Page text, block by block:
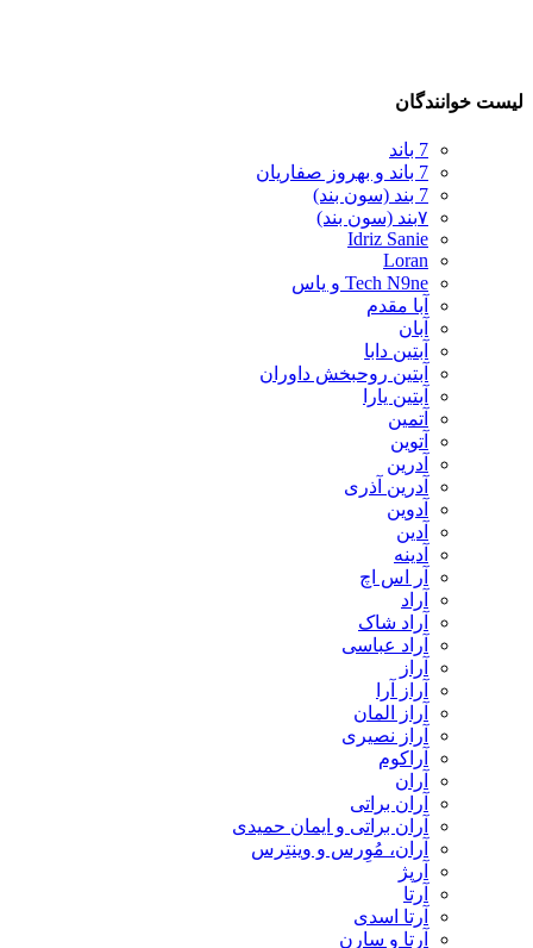
لیست خوانندگان
7 باند
7 باند و بهروز صفاریان
7 بند (سون بند)
۷بند (سون بند)
Idriz Sanie
Loran
Tech N9ne و یاس
آبا مقدم
آبان
آبتین دابا
آبتین روحبخش داوران
آبتین یارا
آتمین
آتوین
آدرین
آدرین آذری
آدوین
آدین
آدینه
آر اس اچ
آراد
آراد شاک
آراد عباسی
آراز
آراز آرا
آراز المان
آراز نصیری
آراکوم
آران
آران براتی
آران براتی و ایمان حمیدی
آران، مُوِرس و وینتِرس
آرپژ
آرتا
آرتا اسدی
آرتا و سارن